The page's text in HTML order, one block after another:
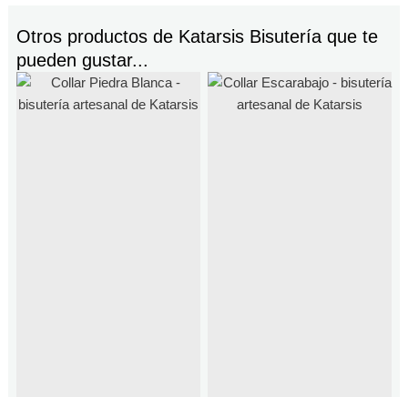
Otros productos de Katarsis Bisuteríaque te
pueden gustar...